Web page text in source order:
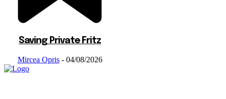
Saving Private Fritz
Mircea Opris - 04/08/2026